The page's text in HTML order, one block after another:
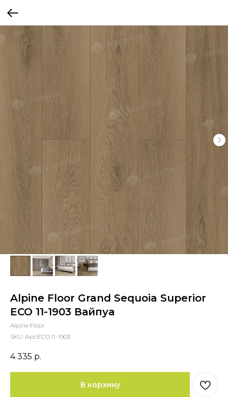
Alpine Floor Grand Sequoia Superior
ECO 11-1903 Вайпуа
Alpine Floor
SKU: Арт.ECO 11-1903
4 335 р.
В корзину